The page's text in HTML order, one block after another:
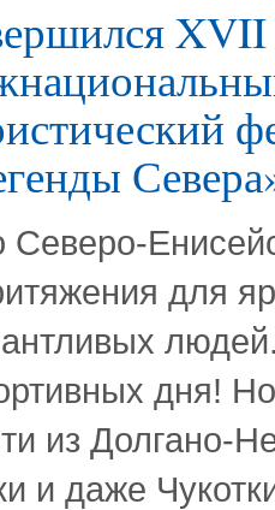
XVII
для
дня!
из Долгано-
и даже